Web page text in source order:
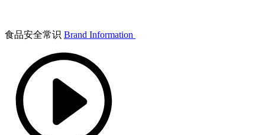
食品安全常识 Brand Information